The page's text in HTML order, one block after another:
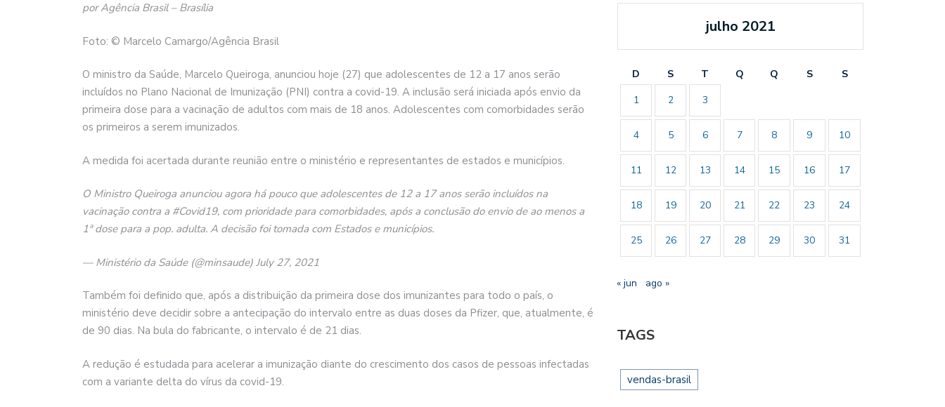
por Agência Brasil – Brasília
Foto: © Marcelo Camargo/Agência Brasil
O ministro da Saúde, Marcelo Queiroga, anunciou hoje (27) que adolescentes de 12 a 17 anos serão
incluídos no Plano Nacional de Imunização (PNI) contra a covid-19. A inclusão será iniciada após envio da
primeira dose para a vacinação de adultos com mais de 18 anos. Adolescentes com comorbidades serão
os primeiros a serem imunizados.
A medida foi acertada durante reunião entre o ministério e representantes de estados e municípios.
O Ministro Queiroga anunciou agora há pouco que adolescentes de 12 a 17 anos serão incluídos na
vacinação contra a #Covid19, com prioridade para comorbidades, após a conclusão do envio de ao menos a
1ª dose para a pop. adulta. A decisão foi tomada com Estados e municípios.
— Ministério da Saúde (@minsaude) July 27, 2021
Também foi definido que, após a distribuição da primeira dose dos imunizantes para todo o país, o
ministério deve decidir sobre a antecipação do intervalo entre as duas doses da Pfizer, que, atualmente, é
de 90 dias. Na bula do fabricante, o intervalo é de 21 dias.
A redução é estudada para acelerar a imunização diante do crescimento dos casos de pessoas infectadas
com a variante delta do vírus da covid-19.
julho 2021
D S T Q Q S
S
1
2 3
4 5 6 7 8 9 10
11 12 13 14 15 16 17
18 19 20 21 22 23 24
25 26 27 28 29 30 31
« jun ago »
TAGS
vendas-brasil